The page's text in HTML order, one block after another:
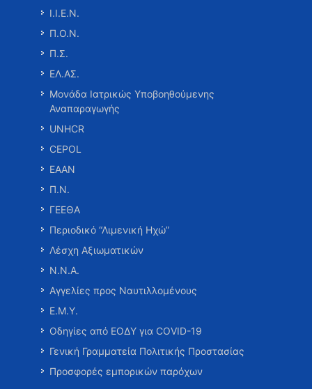
Ι.Ι.Ε.Ν.
Π.Ο.Ν.
Π.Σ.
ΕΛ.ΑΣ.
Μονάδα Ιατρικώς Υποβοηθούμενης
Αναπαραγωγής
UNHCR
CEPOL
ΕΑΑΝ
Π.Ν.
ΓΕΕΘΑ
Περιοδικό “Λιμενική Ηχώ”
Λέσχη Αξιωματικών
Ν.Ν.Α.
Αγγελίες προς Ναυτιλλομένους
Ε.Μ.Υ.
Οδηγίες από ΕΟΔΥ για COVID-19
Γενική Γραμματεία Πολιτικής Προστασίας
Προσφορές εμπορικών παρόχων